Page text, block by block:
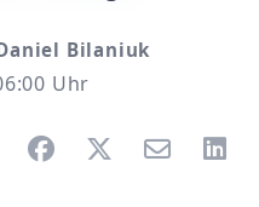
Bilaniuk
Uhr